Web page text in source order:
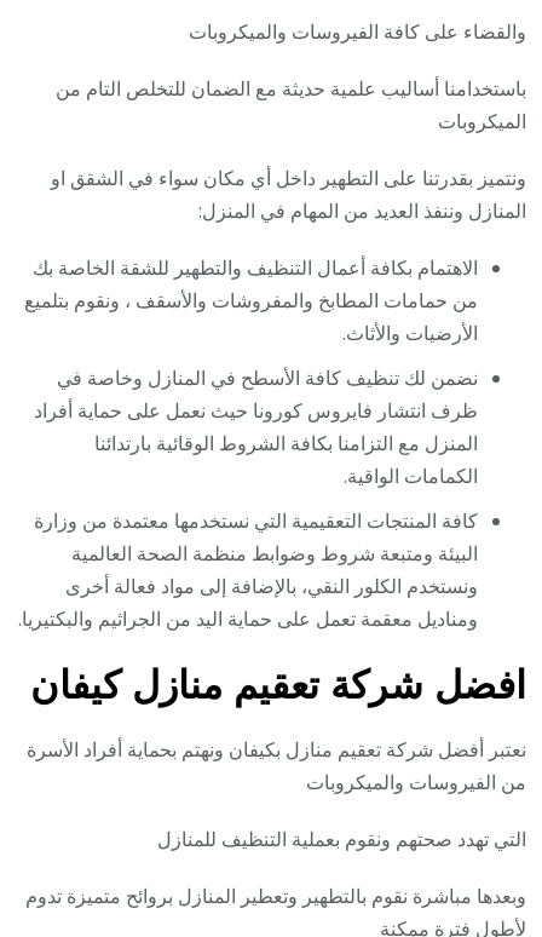
والقضاء على كافة الفيروسات والميكروبات
باستخدامنا أساليب علمية حديثة مع الضمان للتخلص التام من
الميكروبات
ونتميز بقدرتنا على التطهير داخل أي مكان سواء في الشقق او
المنازل وننفذ العديد من المهام في المنزل:
الاهتمام بكافة أعمال التنظيف والتطهير للشقة الخاصة بك
من حمامات المطابخ والمفروشات والأسقف ، ونقوم بتلميع
الأرضيات والأثاث.
نضمن لك تنظيف كافة الأسطح في المنازل وخاصة في
ظرف انتشار فايروس كورونا حيث نعمل على حماية أفراد
المنزل مع التزامنا بكافة الشروط الوقائية بارتدائنا
الكمامات الواقية.
كافة المنتجات التعقيمية التي نستخدمها معتمدة من وزارة
البيئة ومتبعة شروط وضوابط منظمة الصحة العالمية
ونستخدم الكلور النقي، بالإضافة إلى مواد فعالة أخرى
ومناديل معقمة تعمل على حماية اليد من الجراثيم والبكتيريا.
افضل شركة تعقيم منازل كيفان
نعتبر أفضل شركة تعقيم منازل بكيفان ونهتم بحماية أفراد الأسرة
من الفيروسات والميكروبات
التي تهدد صحتهم ونقوم بعملية التنظيف للمنازل
وبعدها مباشرة نقوم بالتطهير وتعطير المنازل بروائح متميزة تدوم
لأطول فترة ممكنة